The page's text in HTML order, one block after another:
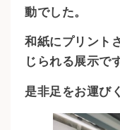
動でした。
和紙にプリント
じられる展示です
是非足をお運び